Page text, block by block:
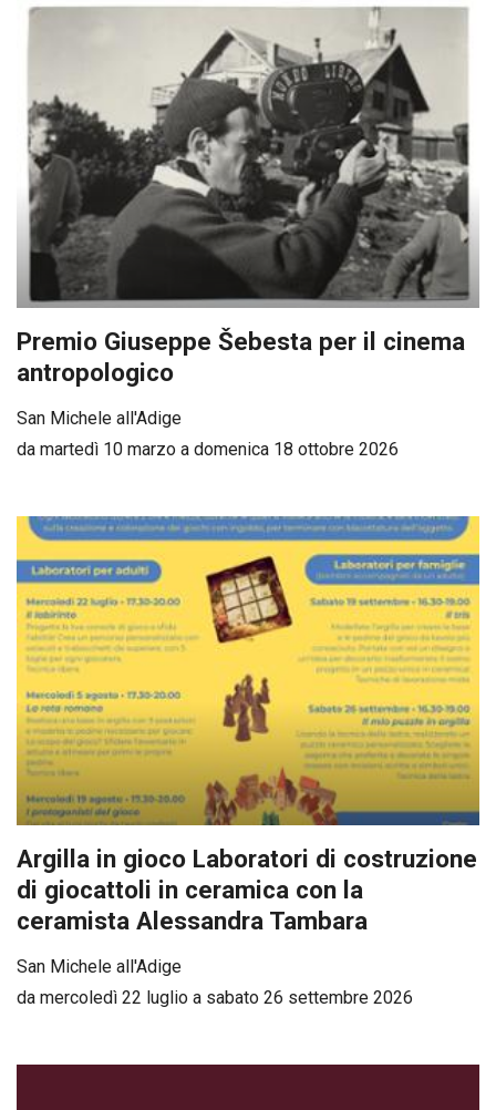
Premio Giuseppe Šebesta per il cinema
antropologico
San Michele all'Adige
da martedì 10 marzo a domenica 18 ottobre 2026
Argilla in gioco Laboratori di costruzione
di giocattoli in ceramica con la
ceramista Alessandra Tambara
San Michele all'Adige
da mercoledì 22 luglio a sabato 26 settembre 2026